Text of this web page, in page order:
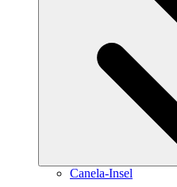
Canela-Insel